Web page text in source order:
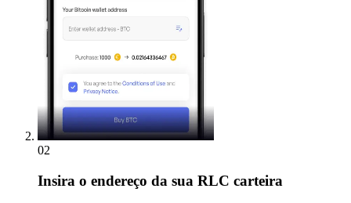
02
Insira o endereço da sua RLC carteira